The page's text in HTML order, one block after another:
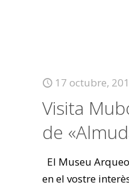
17 octubre,
Visita
de
El Museu
en el vostre